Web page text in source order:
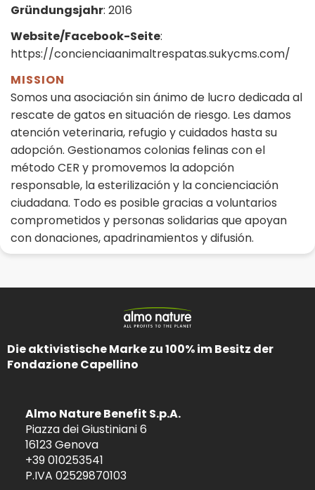
Gründungsjahr: 2016
Website/Facebook-Seite:
https://concienciaanimaltrespatas.sukycms.com/
MISSION
Somos una asociación sin ánimo de lucro dedicada al
rescate de gatos en situación de riesgo. Les damos
atención veterinaria, refugio y cuidados hasta su
adopción. Gestionamos colonias felinas con el
método CER y promovemos la adopción
responsable, la esterilización y la concienciación
ciudadana. Todo es posible gracias a voluntarios
comprometidos y personas solidarias que apoyan
con donaciones, apadrinamientos y difusión.
Die aktivistische Marke zu 100% im Besitz der
Fondazione Capellino
Almo Nature Benefit S.p.A.
Piazza dei Giustiniani 6
16123 Genova
+39 010253541
P.IVA 02529870103